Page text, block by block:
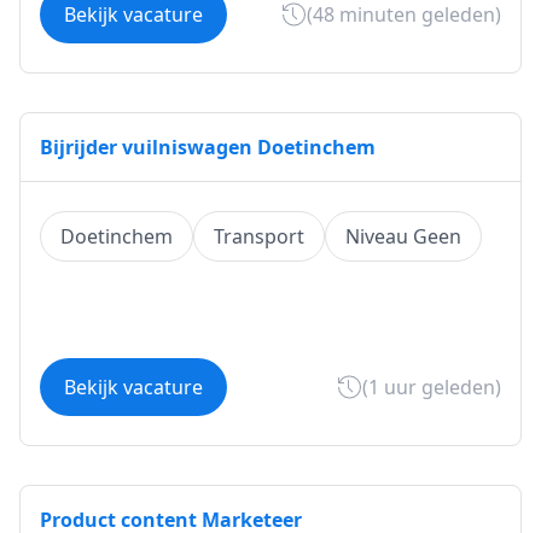
Bekijk vacature (48 minuten geleden)
Bijrijder vuilniswagen Doetinchem
Doetinchem Transport Niveau Geen
Bekijk vacature (1 uur geleden)
Product content Marketeer